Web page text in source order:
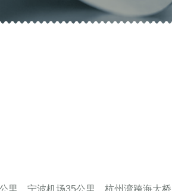
里，宁波机场35公里，杭州湾跨海大桥